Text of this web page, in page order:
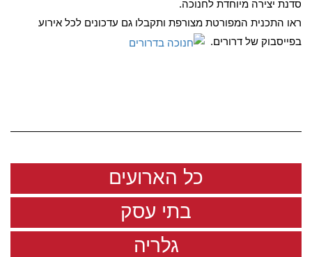
סדנת יצירה מיוחדת לחנוכה.
ראו התכנית המפורטת מצורפת ותקבלו גם עדכונים לכל אירוע
בפייסבוק של דרורים.
כל הארועים
בתי עסק
גלריה